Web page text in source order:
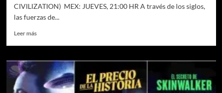
CIVILIZATION) MEX: JUEVES, 21:00 HR A través de los siglos,
las fuerzas de...
Leer másLeer
HISTORY:
que
llega